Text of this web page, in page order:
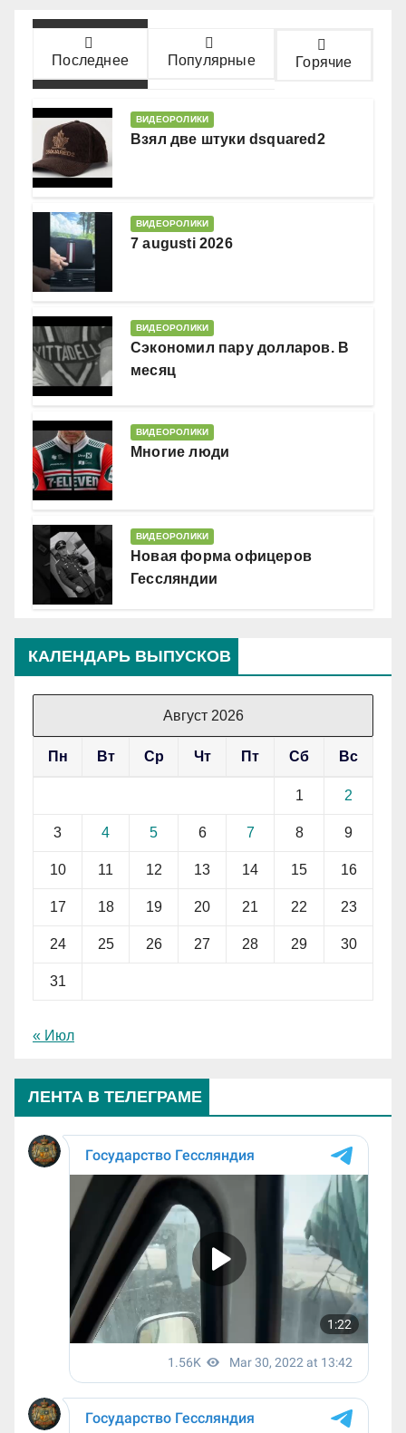
Последнее Популярные Горячие
ВИДЕОРОЛИКИ
Взял две штуки dsquared2
ВИДЕОРОЛИКИ
7 augusti 2026
ВИДЕОРОЛИКИ
Сэкономил пару долларов. В
месяц
ВИДЕОРОЛИКИ
Многие люди
ВИДЕОРОЛИКИ
Новая форма офицеров
Гессляндии
КАЛЕНДАРЬ ВЫПУСКОВ
Август 2026
Пн Вт Ср Чт Пт Сб Вс
1 2
3 4 5 6 7 8 9
10 11 12 13 14 15 16
17 18 19 20 21 22 23
24 25 26 27 28 29 30
31
« Июл
ЛЕНТА В ТЕЛЕГРАМЕ